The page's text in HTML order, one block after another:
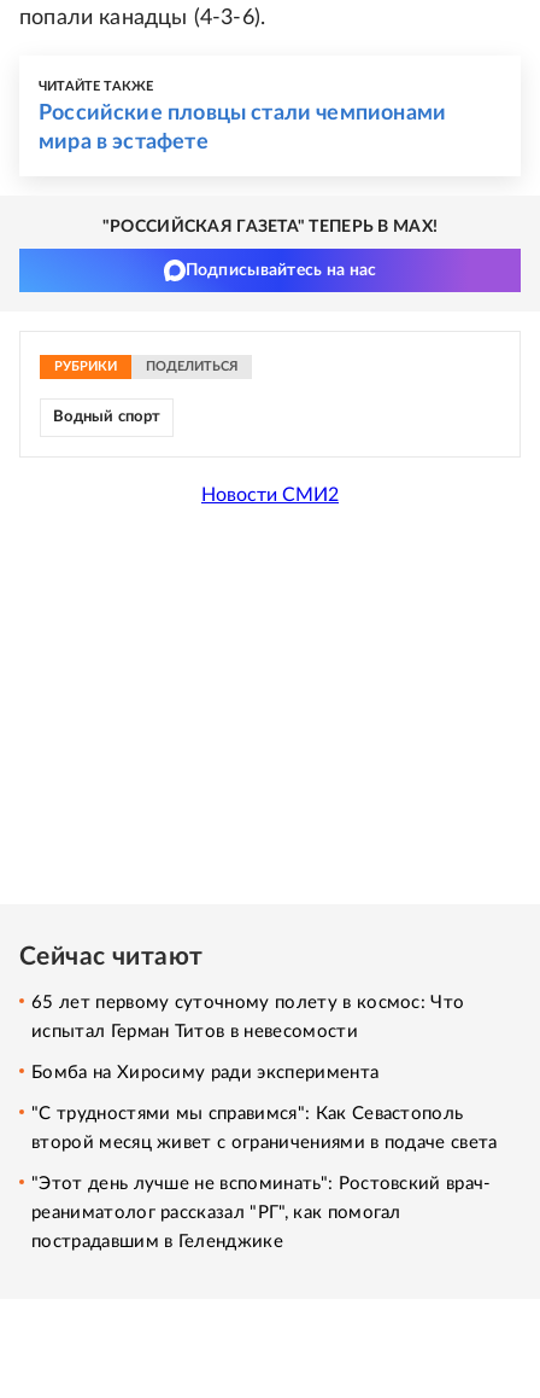
попали канадцы (4-3-6).
ЧИТАЙТЕ ТАКЖЕ
Российские пловцы стали чемпионами
мира в эстафете
"РОССИЙСКАЯ ГАЗЕТА" ТЕПЕРЬ В MAX!
Подписывайтесь на нас
РУБРИКИ ПОДЕЛИТЬСЯ
Водный спорт
Новости СМИ2
Сейчас читают
65 лет первому суточному полету в космос: Что
испытал Герман Титов в невесомости
Бомба на Хиросиму ради эксперимента
"С трудностями мы справимся": Как Севастополь
второй месяц живет с ограничениями в подаче света
"Этот день лучше не вспоминать": Ростовский врач-
реаниматолог рассказал "РГ", как помогал
пострадавшим в Геленджике